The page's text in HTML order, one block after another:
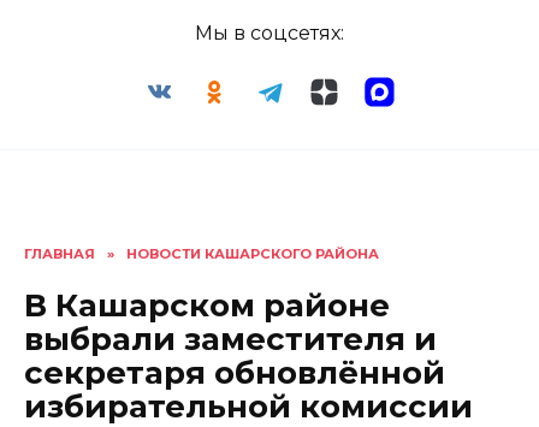
Мы в соцсетях:
ГЛАВНАЯ » НОВОСТИ КАШАРСКОГО РАЙОНА
В Кашарском районе
выбрали заместителя и
секретаря обновлённой
избирательной комиссии